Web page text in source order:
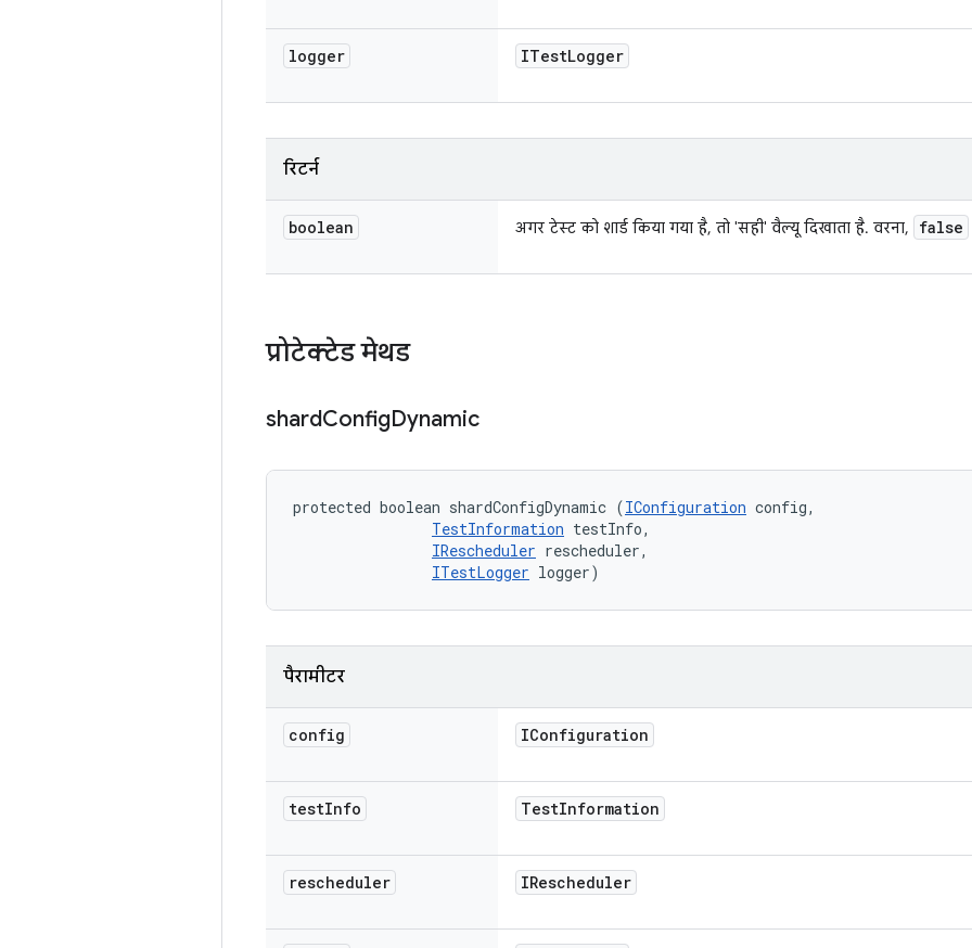
logger ITestLogger
रिटर्न
boolean अगर टेस्ट को शार्ड किया गया है, तो 'सही' वैल्यू दिखाता है. वरना, false
प्रोटेक्टेड मेथड
shardConfigDynamic
protected boolean shardConfigDynamic (IConfiguration config,
TestInformation testInfo,
IRescheduler rescheduler,
ITestLogger logger)
पैरामीटर
config IConfiguration
testInfo TestInformation
rescheduler IRescheduler